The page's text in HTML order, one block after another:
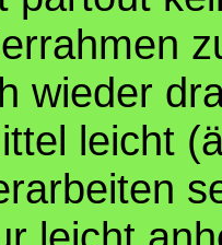
wieder
leicht